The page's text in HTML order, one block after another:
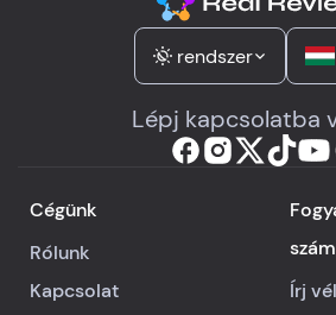
rendszer
Lépj kapcsolatba
Cégünk
Rólunk
Kapcsolat
Írj